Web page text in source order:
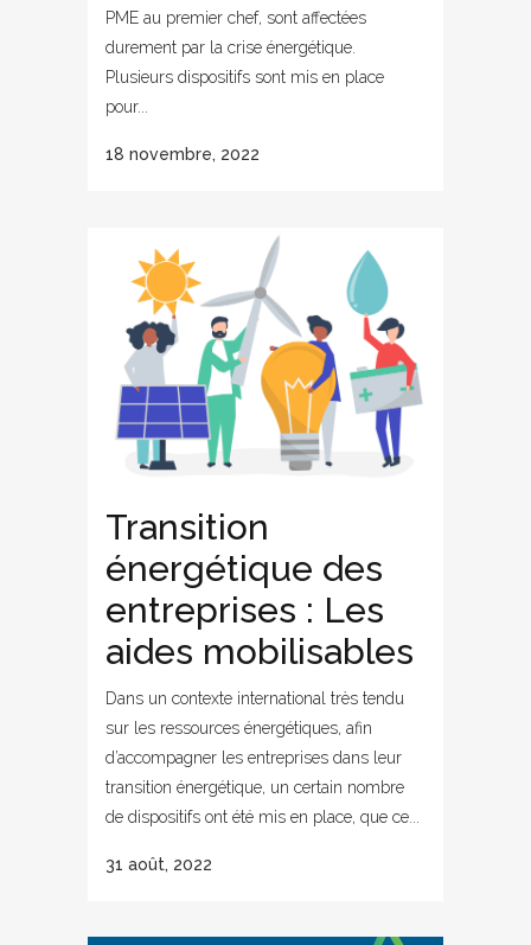
PME au premier chef, sont affectées
durement par la crise énergétique.
Plusieurs dispositifs sont mis en place
pour...
18 novembre, 2022
Transition
énergétique des
entreprises : Les
aides mobilisables
Dans un contexte international très tendu
sur les ressources énergétiques, afin
d’accompagner les entreprises dans leur
transition énergétique, un certain nombre
de dispositifs ont été mis en place, que ce...
31 août, 2022